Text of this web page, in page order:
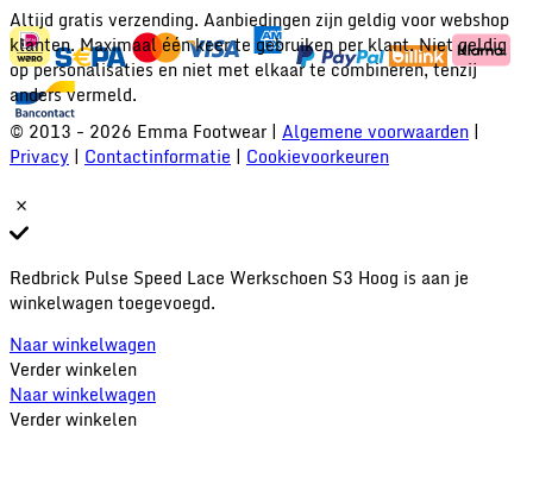
Altijd gratis verzending. Aanbiedingen zijn geldig voor webshop
klanten. Maximaal één keer te gebruiken per klant. Niet geldig
op personalisaties en niet met elkaar te combineren, tenzij
anders vermeld.
© 2013 - 2026 Emma Footwear | Algemene voorwaarden |
Privacy | Contactinformatie | Cookievoorkeuren
Redbrick Pulse Speed Lace Werkschoen S3 Hoog is aan je
winkelwagen toegevoegd.
Naar winkelwagen
Verder winkelen
Naar winkelwagen
Verder winkelen